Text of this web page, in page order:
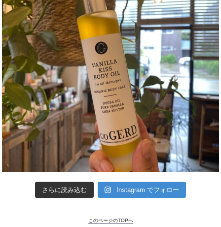
さらに読み込む Instagram でフォロー
このページのTOPへ